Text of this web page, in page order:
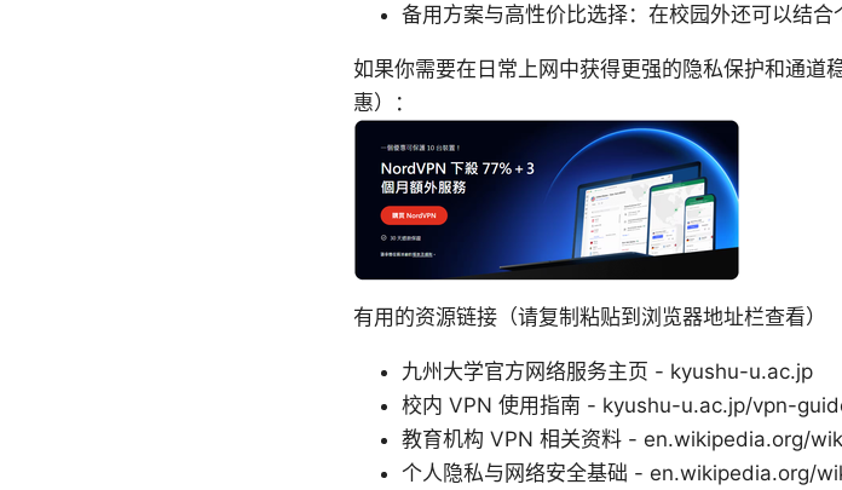
备用方案与高性价比选择：在校园外还可以结
如果你需要在日常上网中获得更强的隐私保护和通道
惠）：
有用的资源链接（请复制粘贴到浏览器地址栏查看）
九州大学官方网络服务主页 - kyushu-u.ac.jp
校内 VPN 使用指南 - kyushu-u.ac.jp/vpn-
教育机构 VPN 相关资料 - en.wikipedia.org/
个人隐私与网络安全基础 - en.wikipedia.org/